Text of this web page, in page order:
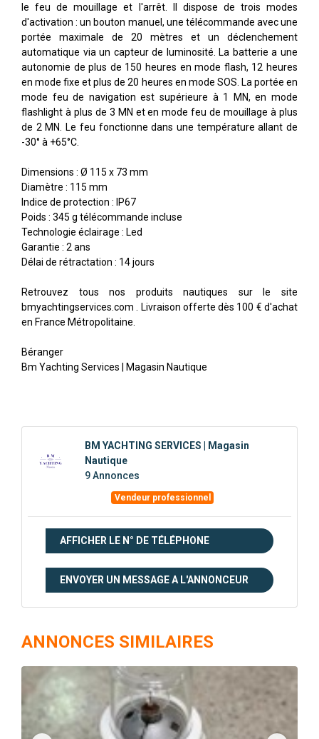
le feu de mouillage et l'arrêt. Il dispose de trois modes
d'activation : un bouton manuel, une télécommande avec une
portée maximale de 20 mètres et un déclenchement
automatique via un capteur de luminosité. La batterie a une
autonomie de plus de 150 heures en mode flash, 12 heures
en mode fixe et plus de 20 heures en mode SOS. La portée en
mode feu de navigation est supérieure à 1 MN, en mode
flashlight à plus de 3 MN et en mode feu de mouillage à plus
de 2 MN. Le feu fonctionne dans une température allant de
-30° à +65°C.
Dimensions : Ø 115 x 73 mm
Diamètre : 115 mm
Indice de protection : IP67
Poids : 345 g télécommande incluse
Technologie éclairage : Led
Garantie : 2 ans
Délai de rétractation : 14 jours
Retrouvez tous nos produits nautiques sur le site
bmyachtingservices.com . Livraison offerte dès 100 € d'achat
en France Métropolitaine.
Béranger
Bm Yachting Services | Magasin Nautique
BM YACHTING SERVICES | Magasin
Nautique
9 Annonces
Vendeur professionnel
AFFICHER LE N° DE TÉLÉPHONE
ENVOYER UN MESSAGE A L'ANNONCEUR
ANNONCES SIMILAIRES